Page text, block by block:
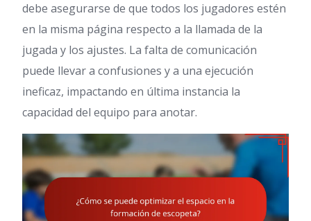
debe asegurarse de que todos los jugadores estén
en la misma página respecto a la llamada de la
jugada y los ajustes. La falta de comunicación
puede llevar a confusiones y a una ejecución
ineficaz, impactando en última instancia la
capacidad del equipo para anotar.